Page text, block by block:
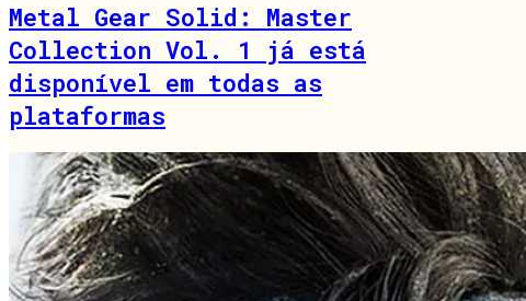
Metal Gear Solid: Master
Collection Vol. 1 já está
disponível em todas as
plataformas